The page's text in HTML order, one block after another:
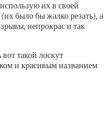
их в своей
было бы жалко резать), а
непрокрас и так
такой лоскут
и красивым названием